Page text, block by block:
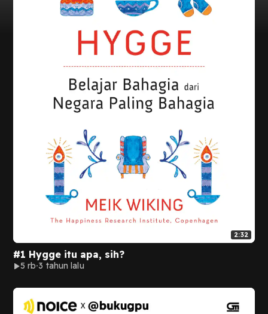
2:32
#1 Hygge itu apa, sih?
5 rb 3 tahun lalu